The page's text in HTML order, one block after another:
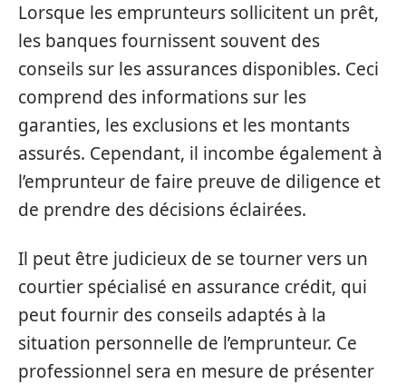
Lorsque les emprunteurs sollicitent un prêt,
les banques fournissent souvent des
conseils sur les assurances disponibles. Ceci
comprend des informations sur les
garanties, les exclusions et les montants
assurés. Cependant, il incombe également à
l’emprunteur de faire preuve de diligence et
de prendre des décisions éclairées.
Il peut être judicieux de se tourner vers un
courtier spécialisé en assurance crédit, qui
peut fournir des conseils adaptés à la
situation personnelle de l’emprunteur. Ce
professionnel sera en mesure de présenter